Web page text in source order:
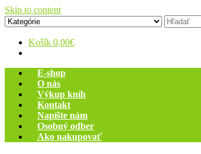
Skip to content
Zelený dom
Antikvariát
Košík 0,00€
E-shop
O nás
Výkup kníh
Kontakt
Napíšte nám
Osobný odber
Ako nakupovať